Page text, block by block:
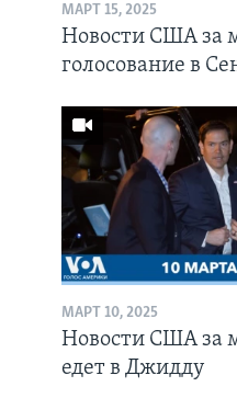
МАРТ 15, 2025
Новости США за
голосование в
МАРТ 10, 2025
Новости США за
едет в Джидду